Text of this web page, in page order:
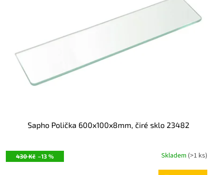
430 Kč –13 %
Sapho Polička 600x100x8mm, čiré sklo 23482
Skladem (>1 ks)